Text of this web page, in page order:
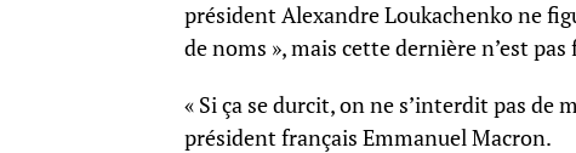
président Alexandre Loukachenko ne
de noms », mais cette dernière n’est
« Si ça se durcit, on ne s’interdit pas de
président français Emmanuel Macron.